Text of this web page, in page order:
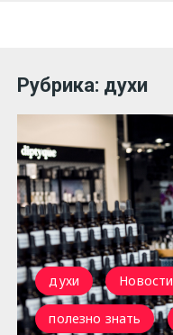
Рубрика: духи
духи Новости
полезно знать